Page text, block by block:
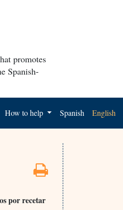
promotes
Spanish-
How to help Spanish English
por recetar